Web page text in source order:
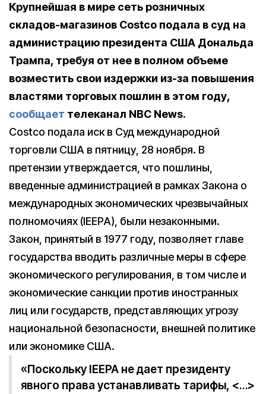
Крупнейшая в мире сеть розничных
складов-магазинов Costco подала в суд на
администрацию президента США Дональда
Трампа, требуя от нее в полном объеме
возместить свои издержки из-за повышения
властями торговых пошлин в этом году,
сообщает телеканал NBC News.
Costco подала иск в Суд международной
торговли США в пятницу, 28 ноября. В
претензии утверждается, что пошлины,
введенные администрацией в рамках Закона о
международных экономических чрезвычайных
полномочиях (IEEPA), были незаконными.
Закон, принятый в 1977 году, позволяет главе
государства вводить различные меры в сфере
экономического регулирования, в том числе и
экономические санкции против иностранных
лиц или государств, представляющих угрозу
национальной безопасности, внешней политике
или экономике США.
«Поскольку IEEPA не дает президенту
явного права устанавливать тарифы, <…>